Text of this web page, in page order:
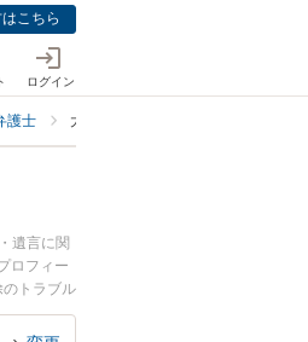
こちら
ログイン
護士 大阪市城東区で口座凍結解除に強い
遺言に関
ロフィー
トラブル
おすすめ